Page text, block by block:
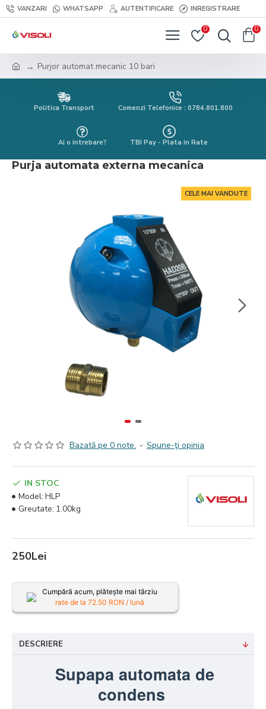
VANZARI WHATSAPP AUTENTIFICARE INREGISTRARE
0 0
Purjor automat mecanic 10 bari
Politica Transport Comenzi Telefonice : 0784.801.800
Ai o intrebare? TBI Pay - Plata in Rate
Purja automata externa mecanica
CELE MAI VANDUTE
Bazată pe 0 note. - Spune-ţi opinia
250Lei
IN STOC
Model: HLP
Greutate: 1.00kg
Cumpără acum, plătește mai târziu
rate de la 72.50 RON / lună
DESCRIERE
Supapa automata de
condens